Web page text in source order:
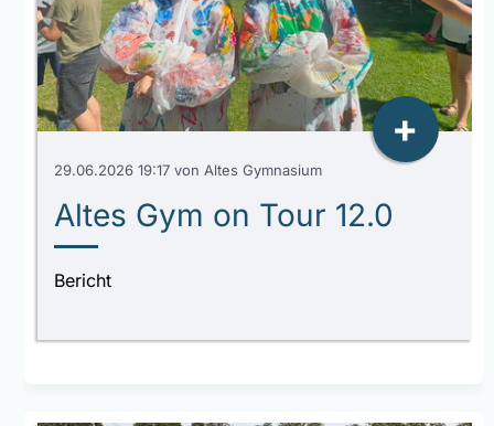
29.06.2026 19:17 von Altes Gymnasium
Altes Gym on Tour 12.0
Bericht
+